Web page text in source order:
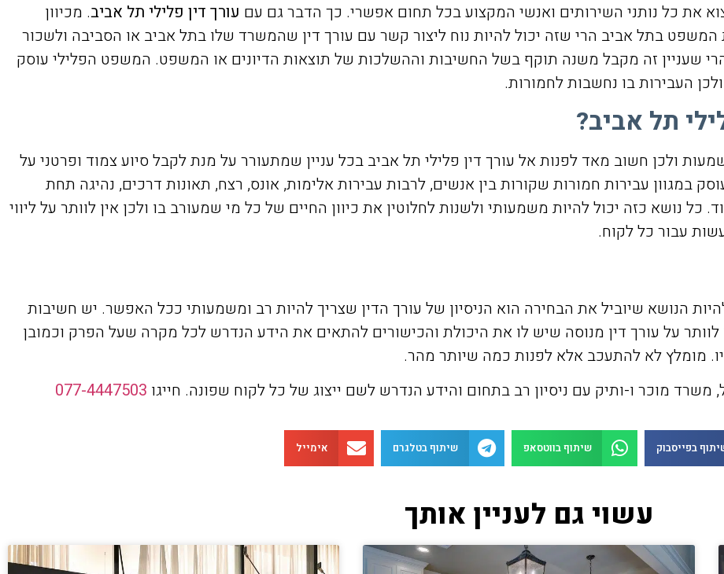
את כל נותני השירותים ואנשי המקצוע בכל תחום אפשרי. כך הדבר גם עם עורך דין פלילי תל אביב. מכיוון
המשפט בתל אביב הרי שזה יכול להיות נוח ליצור קשר עם עורך דין שהמשרד שלו בתל אביב או הסביבה ולשכור
שעניין זה מקבל משנה תוקף בשל החשיבות וההשלכות של תוצאות הדיונים או המשפט. המשפט הפלילי עוסק
העבירות בו נחשבות לחמורות.
תל אביב?
ולכן חשוב מאד לפנות אל עורך דין פלילי תל אביב בכל עניין שמתעורר על מנת לקבל סיוע צמוד ופרטני על
במגוון עבירות חמורות שקורות בין אנשים, לרבות עבירות אלימות, אונס, רצח, תאונות דרכים, נהיגה תחת
נושא כזה יכול להיות משמעותי ולשנות לחלוטין את כיוון החיים של כל מי שמעורב בו ולכן אין לוותר על ליווי
עבור כל לקוח.
הנושא שיוביל את הבחירה הוא הניסיון של עורך הדין שצריך להיות רב ומשמעותי ככל האפשר. יש חשיבות
על עורך דין מנוסה שיש לו את היכולת והכישורים להתאים את הידע הנדרש לכל מקרה שעל הפרק וכמובן
מומלץ לא להתעכב אלא לפנות כמה שיותר מהר.
משרד מוכר ו-ותיק עם ניסיון רב בתחום והידע הנדרש לשם ייצוג של כל לקוח שפונה. חייגו 077-4447503
בפייסבוק שיתוף בווטסאפ שיתוף בטלגרם אימייל
עשוי גם לעניין אותך